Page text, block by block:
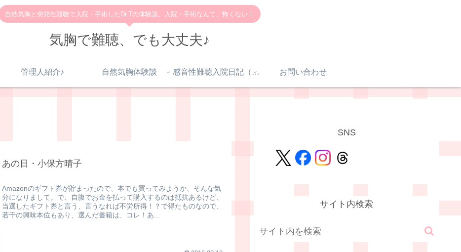
自然気胸と突発性難聴で入院・手術したDr.Tの体験談。入院・手術なんて、怖くない！
気胸で難聴、でも大丈夫♪
管理人紹介♪ 自然気胸体験談 感音性難聴入院日記（体験談） お問い合わせ
あの日・小保方晴子
Amazonのギフト券が貯まったので、本でも買ってみようか、そんな気
分になりまして。で、自腹でお金を払って購入するのは抵抗あるけど、
当選したギフト券と言う、言うなれば不労所得！？で得たものなので、
若干の興味本位もあり、選んだ書籍は、コレ！あ...
SNS
サイト内検索